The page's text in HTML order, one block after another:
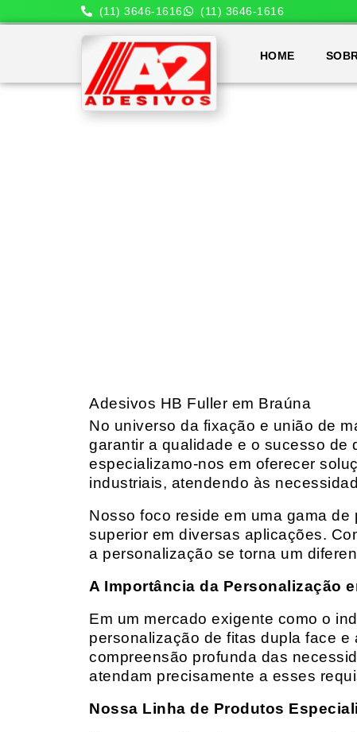
(11) 3646-1616 (11) 3646-1616
HOME
Adesivos HB Fuller em Braúna
No universo da fixação e união de
garantir a qualidade e o sucesso de
especializamo-nos em oferecer
industriais, atendendo às
Nosso foco reside em uma gama
superior em diversas aplicações.
a personalização se torna um
A Importância da Personalização
Em um mercado exigente como o
personalização de fitas dupla face
compreensão profunda das
atendam precisamente a esses
Nossa Linha de Produtos